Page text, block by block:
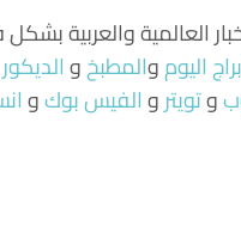
العالمية والعربية بشكل
اليوموالمطبخوالديكور
وتويتروالفيس بوكو